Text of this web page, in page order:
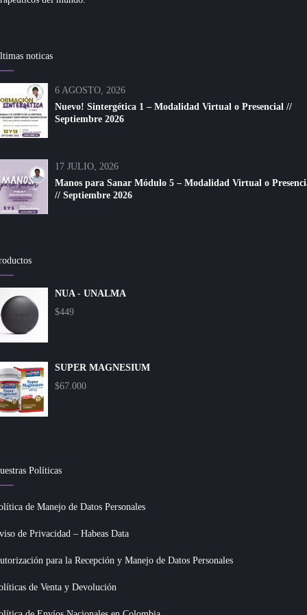
noticas
6 AGOSTO, 2026
Nuevo! Sintergética 1 – Modalidad Virtual o Presencial //
Septiembre 2026
17 JULIO, 2026
Manos para Sanar Módulo 5 – Modalidad Virtual o
// Septiembre 2026
NUA - UNALMA
$449
SUPER MAGNESIUM
$67.000
Políticas
de Manejo de Datos Personales
de Privacidad – Habeas Data
para la Recepción y Manejo de Datos Personales
de Venta y Devolución